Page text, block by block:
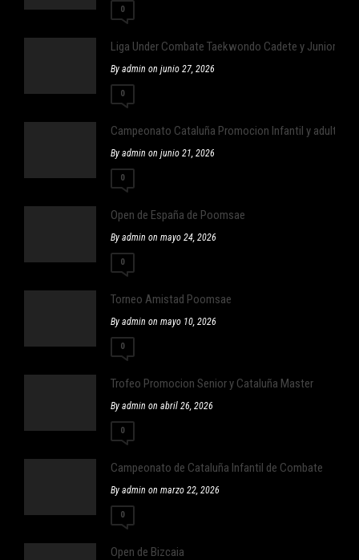
0
Liga Under Combate Taekwondo Cadete y Junior
By admin on junio 27, 2026
0
Campeonato Cataluña Promocion Infantil y adulto
By admin on junio 21, 2026
0
Open de España de Poomsae
By admin on mayo 24, 2026
0
Torneo Amistad Poomsae
By admin on mayo 10, 2026
0
Trofeo Promocion Senior y Cataluña Master
By admin on abril 26, 2026
0
Campeonato de Cataluña Infantil de Combate
By admin on marzo 22, 2026
0
Open de Bizcaia